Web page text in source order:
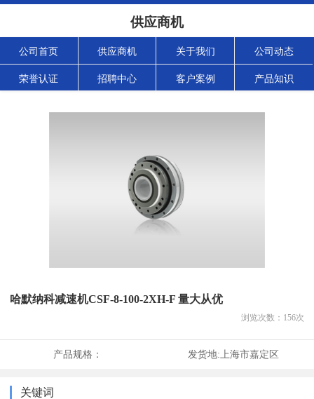
供应商机
公司首页 供应商机 关于我们 公司动态
荣誉认证 招聘中心 客户案例 产品知识
哈默纳科减速机CSF-8-100-2XH-F 量大从优
浏览次数： 156次
产品规格： 发货地: 上海市嘉定区
关键词